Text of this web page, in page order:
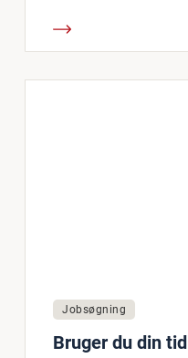
Jobsøgning
Bruger du din